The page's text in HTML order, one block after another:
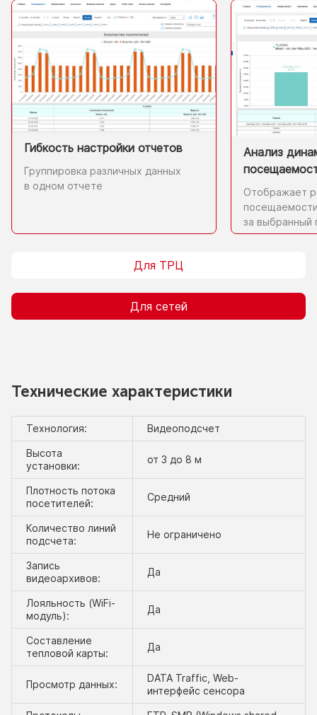
Гибкость настройки отчетов
Группировка различных данных
в одном отчете
Анализ
Отображает
за выбранный
Для ТРЦ
Для сетей
Технические характеристики
Технология: Видеоподсчет
Высота
установки:
от 3 до 8 м
Плотность потока
посетителей:
Средний
Количество линий
подсчета:
Не ограничено
Запись
видеоархивов:
Да
Лояльность (WiFi-
модуль):
Да
Составление
тепловой карты:
Да
Просмотр данных:
DATA Traffic, Web-
интерфейс сенсора